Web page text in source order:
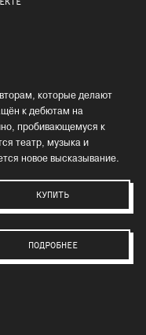
которые делают
к дебютам на
пробивающемуся к
театр, музыка и
новое высказывание.
КУПИТЬ
ПОДРОБНЕЕ